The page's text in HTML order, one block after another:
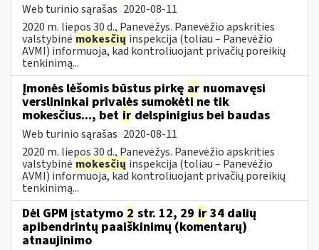
Web turinio sąrašas 2020-08-11
2020 m. liepos 30 d., Panevėžys. Panevėžio apskrities
valstybinė mokesčių inspekcija (toliau – Panevėžio
AVMI) informuoja, kad kontroliuojant privačių poreikių
tenkinimą...
Įmonės lėšomis būstus pirkę ar nuomavęsi
verslininkai privalės sumokėti ne tik
mokesčius..., bet ir delspinigius bei baudas
Web turinio sąrašas 2020-08-11
2020 m. liepos 30 d., Panevėžys. Panevėžio apskrities
valstybinė mokesčių inspekcija (toliau – Panevėžio
AVMI) informuoja, kad kontroliuojant privačių poreikių
tenkinimą...
Dėl GPM įstatymo 2 str. 12, 29 ir 34 dalių
apibendrintų paaiškinimų (komentarų)
atnaujinimo